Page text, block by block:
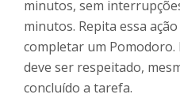
minutos, sem
minutos. Repita essa
completar um
deve ser respeitado,
concluído a tarefa.